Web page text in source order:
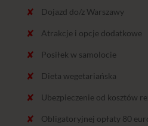
Dojazd do/z Warszawy
Atrakcje i opcje dodatkowe
Posiłek w samolocie
Dieta wegetariańska
Ubezpieczenie od kosztów
Obligatoryjnej opłaty 80